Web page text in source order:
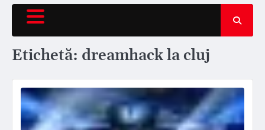
Etichetă: dreamhack la cluj